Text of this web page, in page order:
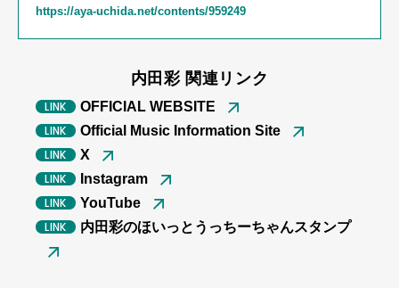
https://aya-uchida.net/contents/959249
内田彩 関連リンク
OFFICIAL WEBSITE
Official Music Information Site
X
Instagram
YouTube
内田彩のほいっとうっちーちゃんスタンプ